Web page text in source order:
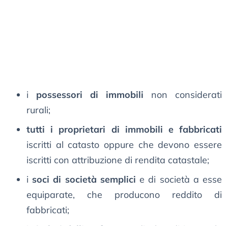
i possessori di immobili non considerati
rurali;
tutti i proprietari di immobili e fabbricati
iscritti al catasto oppure che devono essere
iscritti con attribuzione di rendita catastale;
i soci di società semplici e di società a esse
equiparate, che producono reddito di
fabbricati;